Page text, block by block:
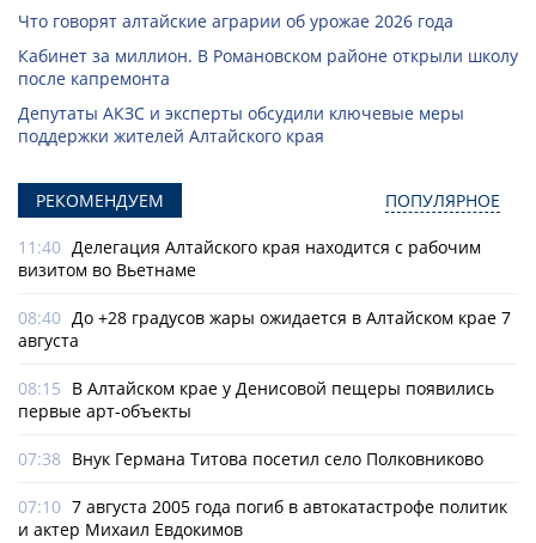
Что говорят алтайские аграрии об урожае 2026 года
Кабинет за миллион. В Романовском районе открыли школу
после капремонта
Депутаты АКЗС и эксперты обсудили ключевые меры
поддержки жителей Алтайского края
РЕКОМЕНДУЕМ ПОПУЛЯРНОЕ
11:40 Делегация Алтайского края находится с рабочим
визитом во Вьетнаме
08:40 До +28 градусов жары ожидается в Алтайском крае 7
августа
08:15 В Алтайском крае у Денисовой пещеры появились
первые арт-объекты
07:38 Внук Германа Титова посетил село Полковниково
07:10 7 августа 2005 года погиб в автокатастрофе политик
и актер Михаил Евдокимов